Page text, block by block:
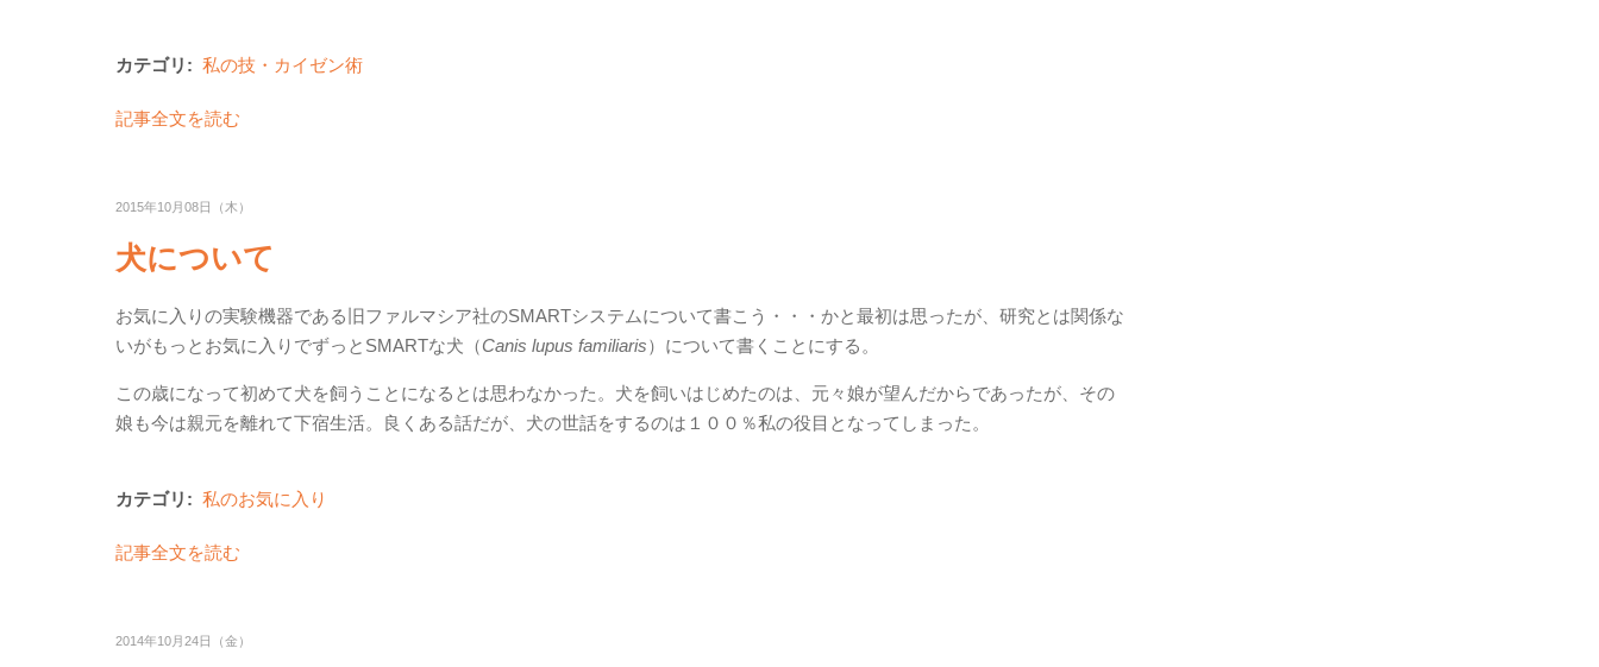
カテゴリ: 私の技・カイゼン術
記事全文を読む
2015年10月08日（木）
犬について
お気に入りの実験機器である旧ファルマシア社のSMARTシステムについて書こう・・・かと最初は思ったが、研究とは関係な
いがもっとお気に入りでずっとSMARTな犬（Canis lupus familiaris）について書くことにする。
この歳になって初めて犬を飼うことになるとは思わなかった。犬を飼いはじめたのは、元々娘が望んだからであったが、その
娘も今は親元を離れて下宿生活。良くある話だが、犬の世話をするのは１００％私の役目となってしまった。
カテゴリ: 私のお気に入り
記事全文を読む
2014年10月24日（金）